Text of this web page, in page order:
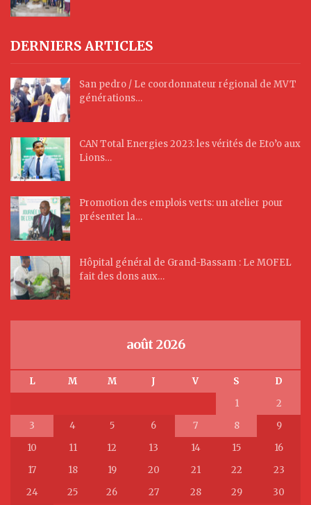
DERNIERS ARTICLES
San pedro / Le coordonnateur régional de MVT
générations…
CAN Total Energies 2023: les vérités de Eto’o aux
Lions…
Promotion des emplois verts: un atelier pour
présenter la…
Hôpital général de Grand-Bassam : Le MOFEL
fait des dons aux…
août 2026
L M M J V S
D
1
2
3
4 5 6 7 8
9
10
11 12 13 14 15
16
17
18 19 20 21 22
23
24
25 26 27 28 29 30